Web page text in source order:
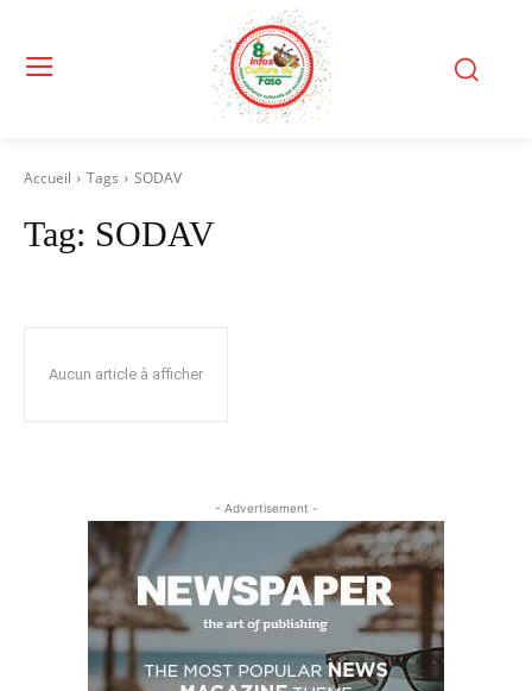
Accueil Tags SODAV
Tag: SODAV
Aucun article à afficher
- Advertisement -